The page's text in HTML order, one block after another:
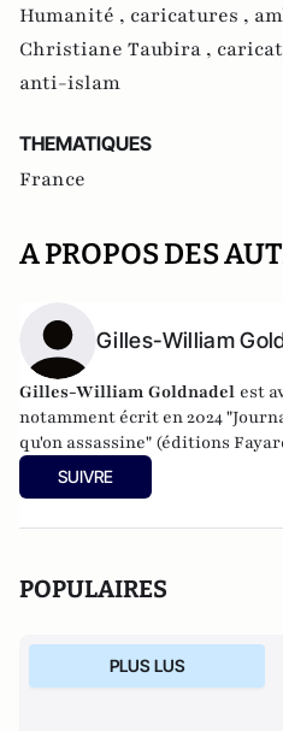
Humanité , caricatures ,
Christiane Taubira ,
anti-islam
THEMATIQUES
France
A PROPOS DES
Gilles-William
Gilles-William Goldnadel est
notamment écrit en 2024
qu'on assassine" (éditions
résistance au fascisme
éditions de Passy).
SUIVRE
POPULAIRES
PLUS LUS